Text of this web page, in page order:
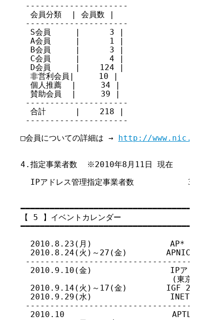
---------------------
  会員分類  | 会員数 |
---------------------
  S会員     |      3 |
  A会員     |      1 |
  B会員     |      3 |
  C会員     |      4 |
  D会員     |    124 |
  非営利会員|     10 |
  個人推薦  |     34 |
  賛助会員  |     39 |
---------------------
  合計      |    218 |
---------------------
□会員についての詳細は → http://
4.指定事業者数  ※2010年8月11日 現在
  IPアドレス管理指定事業者数           398
━━━━━━━━━━━━━━━━━━━━━━━━━━━━━━━━━━━
【 5 】イベントカレンダー
━━━━━━━━━━━━━━━━━━━━━━━━━━━━━━━━━━━
2010.8.23(月)                AP*
2010.8.24(火)～27(金)        APNIC 30
2010.9.10(金)                IPアドレス管
(東京、
2010.9.14(火)～17(金)        IGF 2010
2010.9.29(水)                INET
2010.10                      APTLD